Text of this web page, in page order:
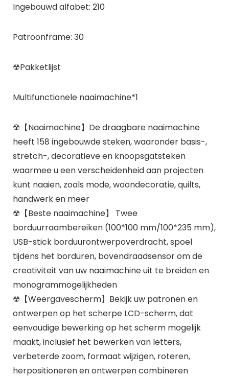
Ingebouwd alfabet: 210
Patroonframe: 30
☢Pakketlijst
Multifunctionele naaimachine*1
☢【Naaimachine】De draagbare naaimachine
heeft 158 ingebouwde steken, waaronder basis-,
stretch-, decoratieve en knoopsgatsteken
waarmee u een verscheidenheid aan projecten
kunt naaien, zoals mode, woondecoratie, quilts,
handwerk en meer
☢【Beste naaimachine】 Twee
borduurraambereiken (100*100 mm/100*235 mm),
USB-stick borduurontwerpoverdracht, spoel
tijdens het borduren, bovendraadsensor om de
creativiteit van uw naaimachine uit te breiden en
monogrammogelijkheden
☢【Weergavescherm】Bekijk uw patronen en
ontwerpen op het scherpe LCD-scherm, dat
eenvoudige bewerking op het scherm mogelijk
maakt, inclusief het bewerken van letters,
verbeterde zoom, formaat wijzigen, roteren,
herpositioneren en ontwerpen combineren